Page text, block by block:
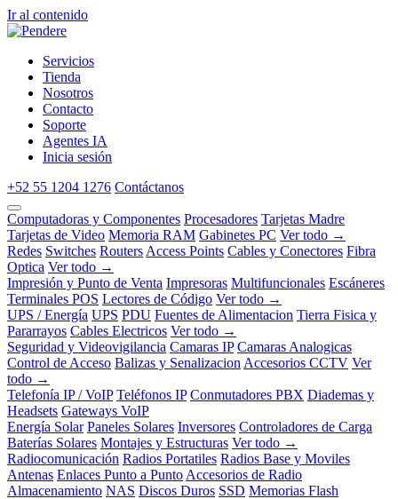
Ir al contenido
Servicios
Tienda
Nosotros
Contacto
Soporte
Agentes IA
Inicia sesión
+52 55 1204 1276 Contáctanos
Computadoras y Componentes Procesadores Tarjetas Madre
Tarjetas de Video Memoria RAM Gabinetes PC Ver todo →
Redes Switches Routers Access Points Cables y Conectores Fibra
Optica Ver todo →
Impresión y Punto de Venta Impresoras Multifuncionales Escáneres
Terminales POS Lectores de Código Ver todo →
UPS / Energía UPS PDU Fuentes de Alimentacion Tierra Fisica y
Pararrayos Cables Electricos Ver todo →
Seguridad y Videovigilancia Camaras IP Camaras Analogicas
Control de Acceso Balizas y Senalizacion Accesorios CCTV Ver
todo →
Telefonía IP / VoIP Teléfonos IP Conmutadores PBX Diademas y
Headsets Gateways VoIP
Energía Solar Paneles Solares Inversores Controladores de Carga
Baterías Solares Montajes y Estructuras Ver todo →
Radiocomunicación Radios Portatiles Radios Base y Moviles
Antenas Enlaces Punto a Punto Accesorios de Radio
Almacenamiento NAS Discos Duros SSD Memorias Flash